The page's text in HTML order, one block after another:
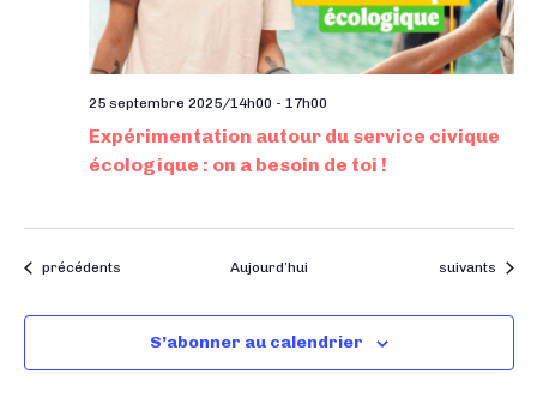
Expérimentation autour du service civique
écologique : on a besoin de toi !
25 septembre 2025/14h00 - 17h00
Évènements
précédents Aujourd’hui Évènements
suivants
S’abonner au calendrier